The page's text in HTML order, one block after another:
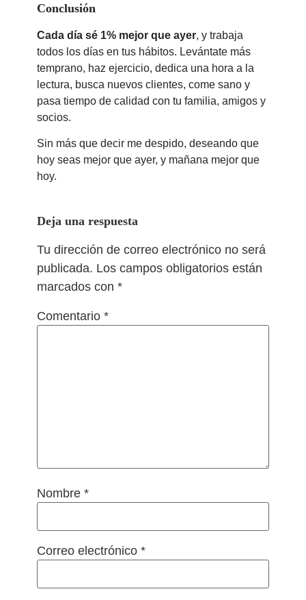
Conclusión
Cada día sé 1% mejor que ayer, y trabaja
todos los días en tus hábitos. Levántate más
temprano, haz ejercicio, dedica una hora a la
lectura, busca nuevos clientes, come sano y
pasa tiempo de calidad con tu familia, amigos y
socios.
Sin más que decir me despido, deseando que
hoy seas mejor que ayer, y mañana mejor que
hoy.
Deja una respuesta
Tu dirección de correo electrónico no será
publicada. Los campos obligatorios están
marcados con *
Comentario *
Nombre *
Correo electrónico *